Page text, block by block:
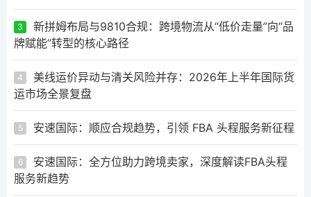
3
新拼姆布局与9810合规：跨境物流从“低价走量”向“品
牌赋能”转型的核心路径
4
美线运价异动与清关风险并存：2026年上半年国际货
运市场全景复盘
5 安速国际：顺应合规趋势，引领 FBA 头程服务新征程
6
安速国际：全方位助力跨境卖家，深度解读FBA头程
服务新趋势